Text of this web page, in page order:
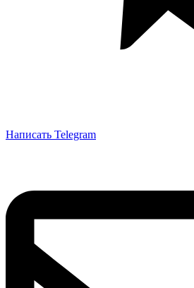
Написать Telegram